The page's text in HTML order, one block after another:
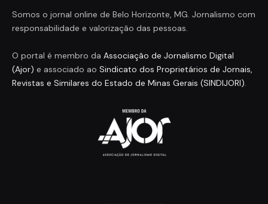
Somos o jornal online de Belo Horizonte, MG. Jornalismo com
responsabilidade e valorização das pessoas.
O portal é membro da Associação de Jornalismo Digital
(Ajor) e associado ao Sindicato dos Proprietários de Jornais,
Revistas e Similares do Estado de Minas Gerais (SINDIJORI).